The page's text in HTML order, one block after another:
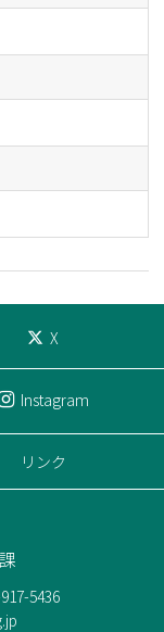
X
Instagram
リンク
5436